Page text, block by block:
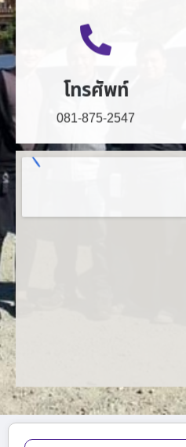
081-875-2547